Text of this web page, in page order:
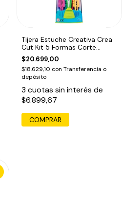
Tijera Estuche Creativa Crea
Cut Kit 5 Formas Corte
Maped Ed
$20.699,00
$18.629,10 con Transferencia o
depósito
3 cuotas sin interés de
$6.899,67